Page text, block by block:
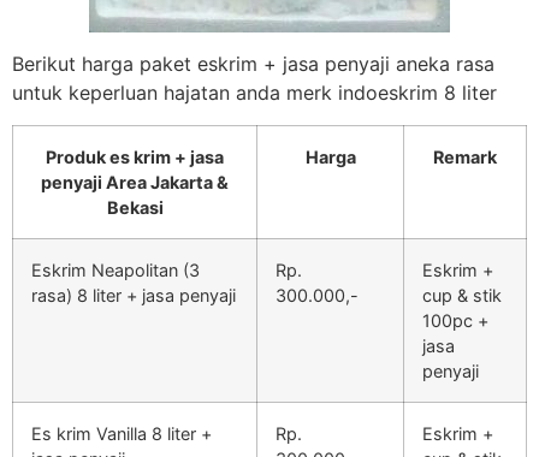
Berikut harga paket eskrim + jasa penyaji aneka rasa
untuk keperluan hajatan anda merk indoeskrim 8 liter
Produk es krim + jasa
penyaji Area Jakarta &
Bekasi
Harga Remark
Eskrim Neapolitan (3
rasa) 8 liter + jasa penyaji
Rp.
300.000,-
Eskrim +
cup & stik
100pc +
jasa
penyaji
Es krim Vanilla 8 liter +
Rp.
Eskrim +